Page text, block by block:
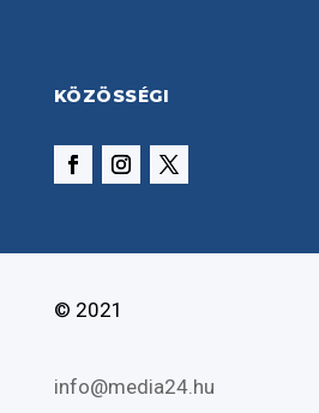
KÖZÖSSÉGI
© 2021
info@media24.hu